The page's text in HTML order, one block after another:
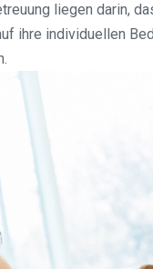
liegen darin,
ihre individuellen